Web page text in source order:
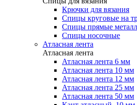
Крючки для вязания
Спицы круговые на
Спицы прямые
Спицы носочные
Атласная лента
Атласная лента
Атласная лента 6 мм
Атласная лента 10 мм
Атласная лента 12 мм
Атласная лента 25 мм
Атласная лента 50 мм